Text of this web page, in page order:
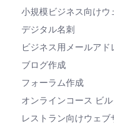
小規模ビジネス向けウ
デジタル名刺
ビジネス用メールアド
ブログ作成
フォーラム作成
オンラインコース ビ
レストラン向けウェブ